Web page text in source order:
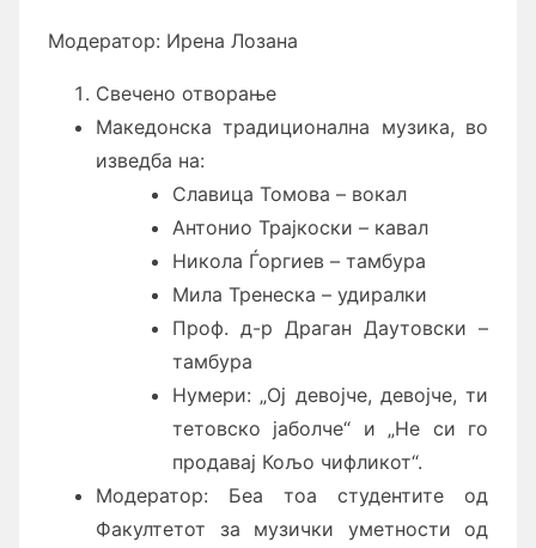
Модератор: Ирена Лозана
Свечено отворање
Македонска традиционална музика, во
изведба на:
Славица Томова – вокал
Антонио Трајкоски – кавал
Никола Ѓоргиев – тамбура
Мила Тренеска – удиралки
Проф. д-р Драган Даутовски –
тамбура
Нумери: „Ој девојче, девојче, ти
тетовско јаболче“ и „Не си го
продавај Кољо чифликот“.
Модератор: Беа тоа студентите од
Факултетот за музички уметности од